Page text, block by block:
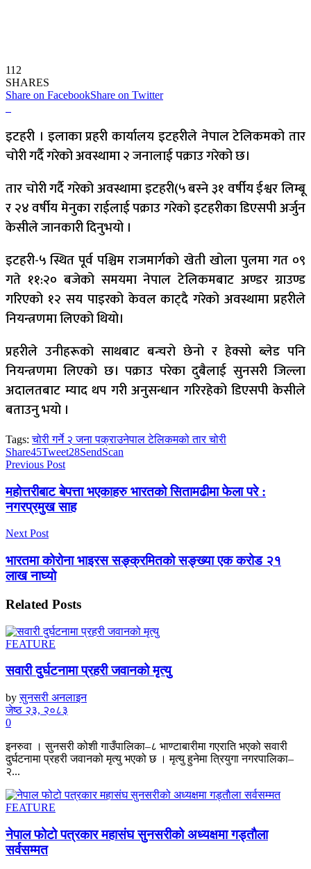
112
SHARES
Share on FacebookShare on Twitter
इटहरी । इलाका प्रहरी कार्यालय इटहरीले नेपाल टेलिकमको तार
चोरी गर्दै गरेको अवस्थामा २ जनालाई पक्राउ गरेको छ।
तार चोरी गर्दै गरेको अवस्थामा इटहरी(५ बस्ने ३१ वर्षीय ईश्वर लिम्बू
र २४ वर्षीय मेनुका राईलाई पक्राउ गरेको इटहरीका डिएसपी अर्जुन
केसीले जानकारी दिनुभयो ।
इटहरी-५ स्थित पूर्व पश्चिम राजमार्गको खेती खोला पुलमा गत ०९
गते ११:२० बजेको समयमा नेपाल टेलिकमबाट अण्डर ग्राउण्ड
गरिएको १२ सय पाइरको केवल काट्दै गरेको अवस्थामा प्रहरीले
नियन्त्रणमा लिएको थियो।
प्रहरीले उनीहरूको साथबाट बन्चरो छेनो र हेक्सो ब्लेड पनि
नियन्त्रणमा लिएको छ। पक्राउ परेका दुबैलाई सुनसरी जिल्ला
अदालतबाट म्याद थप गरी अनुसन्धान गरिरहेको डिएसपी केसीले
बताउनु भयो ।
Tags: चोरी गर्ने २ जना पक्राउनेपाल टेलिकमको तार चोरी
Share45Tweet28SendScan
Previous Post
महोत्तरीबाट बेपत्ता भएकाहरु भारतको सितामढीमा फेला परे :
नगरप्रमुख साह
Next Post
भारतमा कोरोना भाइरस सङ्क्रमितको सङ्ख्या एक करोड २१
लाख नाघ्यो
Related Posts
FEATURE
सवारी दुर्घटनामा प्रहरी जवानको मृत्यु
by सुनसरी अनलाइन
जेष्ठ २३, २०८३
0
इनरुवा । सुनसरी कोशी गाउँपालिका–८ भाण्टाबारीमा गएराति भएको सवारी
दुर्घटनामा प्रहरी जवानको मृत्यु भएको छ । मृत्यु हुनेमा त्रियुगा नगरपालिका–
२...
FEATURE
नेपाल फोटो पत्रकार महासंघ सुनसरीको अध्यक्षमा गड्ताैला
सर्वसम्मत